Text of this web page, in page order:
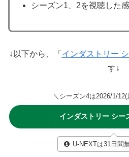
シーズン1、2を視聴した
↓以下から、「 インダストリー
す↓
＼シーズン4は2026/1/12(
インダストリー シー
U-NEXTは31日間